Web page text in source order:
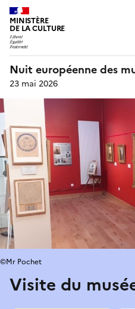
MINISTÈRE
DE LA CULTURE
Nuit européenne des
23 mai 2026
Visite du
©Mr Pochet